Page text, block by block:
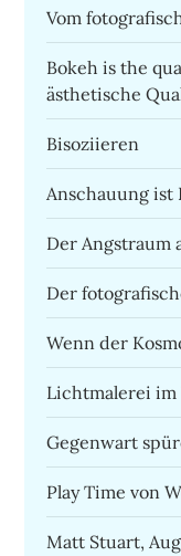
Vom
Bokeh is the
ästhetische
Bisoziieren
Anschauung ist
Der Angstraum
Der
Wenn der
Lichtmalerei im
Gegenwart
Play Time von
Matt Stuart,